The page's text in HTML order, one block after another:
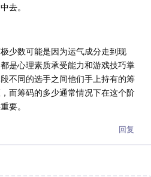
去。
少数可能是因为运气成分走到现
是心理素质承受能力和游戏技巧掌
不同的选手之间他们手上持有的筹
而筹码的多少通常情况下在这个阶
要。
回复